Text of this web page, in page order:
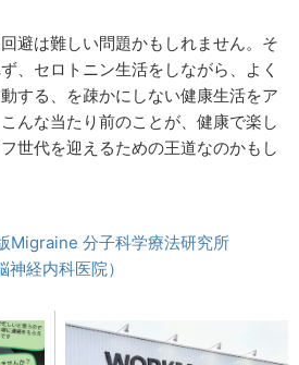
避は難しい問題かもしれません。そ
、セロトニン生活をしながら、よく
する、を疎かにしない健康生活をア
んな当たり前のことが、健康で楽し
世代を迎えるための王道なのかもし
Migraine 分子科学療法研究所
神経内科医院）